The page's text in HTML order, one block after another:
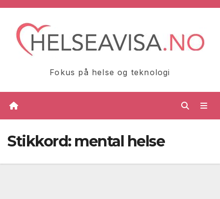
Skip
content
Fokus på helse og teknologi
Stikkord: mental helse